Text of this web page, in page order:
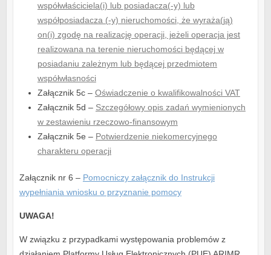
współwłaściciela(i) lub posiadacza(-y) lub
współposiadacza (-y) nieruchomości, że wyraża(ją)
on(i) zgodę na realizację operacji, jeżeli operacja jest
realizowana na terenie nieruchomości będącej w
posiadaniu zależnym lub będącej przedmiotem
współwłasności
Załącznik 5c – Oświadczenie o kwalifikowalności VAT
Załącznik 5d – Szczegółowy opis zadań wymienionych
w zestawieniu rzeczowo-finansowym
Załącznik 5e – Potwierdzenie niekomercyjnego
charakteru operacji
Załącznik nr 6 – Pomocniczy załącznik do Instrukcji
wypełniania wniosku o przyznanie pomocy
UWAGA!
W związku z przypadkami występowania problemów z